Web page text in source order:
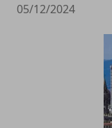
05/12/2024